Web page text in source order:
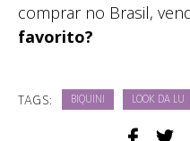
comprar no Brasil,
favorito?
TAGS: BIQUINI LOOK DA LU